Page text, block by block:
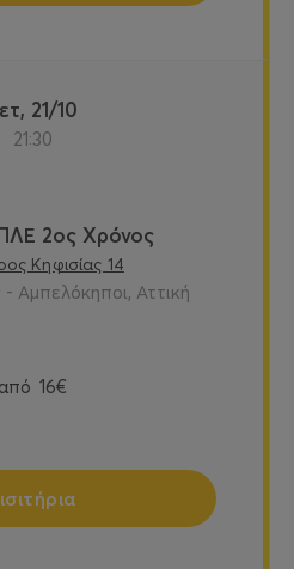
Τετ, 21/10
21:30
2ος Χρόνος
Κηφισίας 14
Αμπελόκηποι, Αττική
από 16€